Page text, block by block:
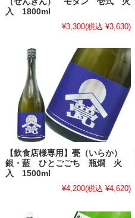
入 1800ml
¥3,300(税込 ¥3,630)
【飲食店様専用】甍（いらか）
銀・藍 ひとごごち 瓶燗 火
入 1500ml
¥4,200(税込 ¥4,620)